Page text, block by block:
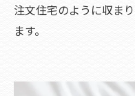
注文住宅のように収ま
ます。